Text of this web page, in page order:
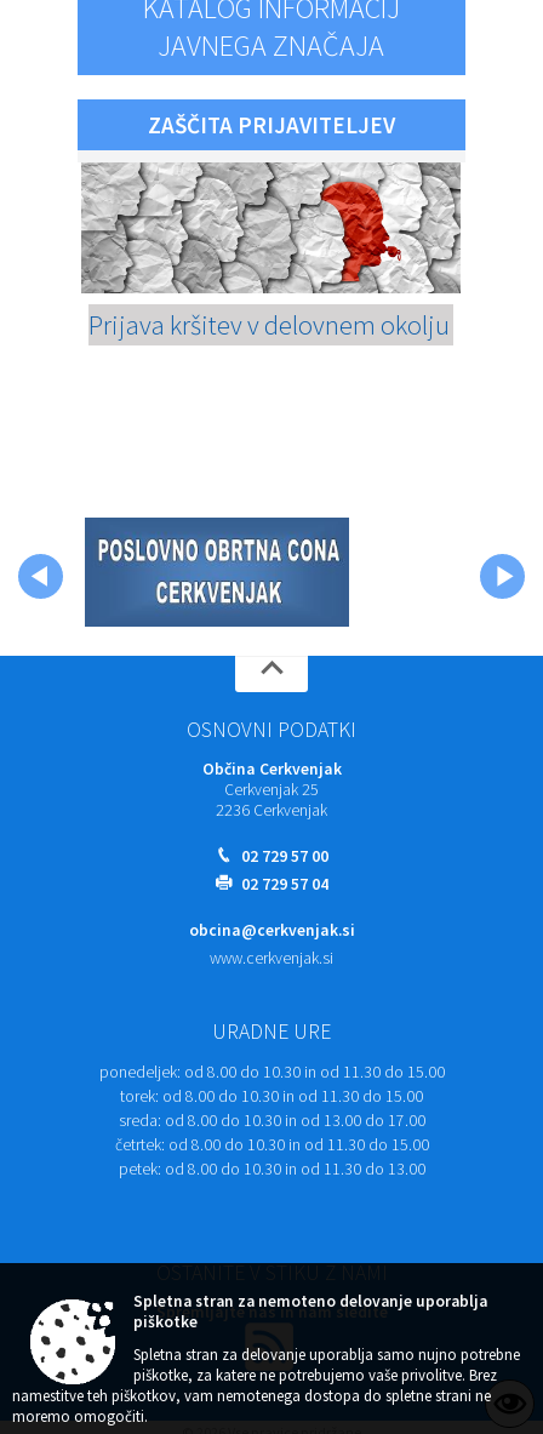
KATALOG INFORMACIJ
JAVNEGA ZNAČAJA
ZAŠČITA PRIJAVITELJEV
Prijava kršitev v delovnem okolju
OSNOVNI PODATKI
Občina Cerkvenjak
Cerkvenjak 25
2236 Cerkvenjak
02 729 57 00
02 729 57 04
obcina@cerkvenjak.si
www.cerkvenjak.si
URADNE URE
ponedeljek: od 8.00 do 10.30 in od 11.30 do 15.00
torek: od 8.00 do 10.30 in od 11.30 do 15.00
sreda: od 8.00 do 10.30 in od 13.00 do 17.00
četrtek: od 8.00 do 10.30 in od 11.30 do 15.00
petek: od 8.00 do 10.30 in od 11.30 do 13.00
Spremljajte nas in nam sledite
Spletna stran za nemoteno delovanje uporablja
piškotke
Spletna stran za delovanje uporablja samo nujno potrebne
piškotke, za katere ne potrebujemo vaše privolitve. Brez
namestitve teh piškotkov, vam nemotenega dostopa do spletne strani ne
moremo omogočiti.